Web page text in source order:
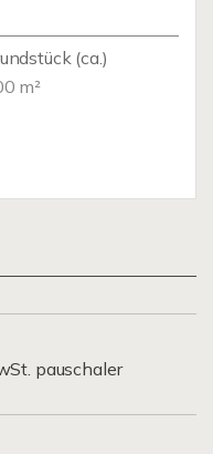
(ca.)
m²
pauschaler